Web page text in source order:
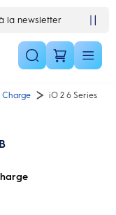
la newsletter
Charge iO 2 6 Series